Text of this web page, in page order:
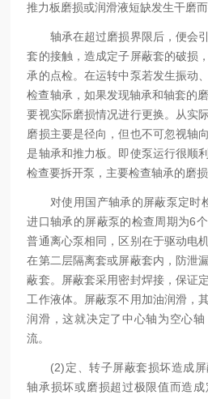
推力板磨损或润滑液短缺发生干磨而
轴承在超过磨损界限后，便会引
套的接触，造成定子屏蔽套的破损
承的点检。在运转中泵若发生振动
检查轴承，如果发现轴承和轴套的
要视实际磨损情况进行更换。从实
磨损主要是径向，但也不可忽视轴
是轴承和推力板。即使泵运行很顺
检查要拆开泵，主要检查轴承的磨损
对使用国产轴承的屏蔽泵定时
进口轴承的屏蔽泵的检查周期为6
普通离心泵相同，区别在于驱动电
在第二层隔离套或屏蔽套内，防泄
蔽套。屏蔽套采用密封焊接，保证
工作液体。屏蔽泵不用加油润滑，
润滑，这就决定了中心轴为空心
流。
(2)定、转子屏蔽套损坏造成屏
轴承损坏或磨损超过极限值而造